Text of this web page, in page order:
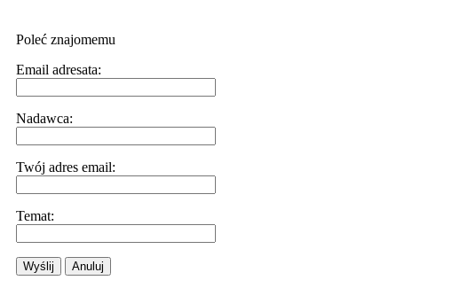
Poleć znajomemu
Email adresata:
Nadawca:
Twój adres email:
Temat:
Wyślij Anuluj